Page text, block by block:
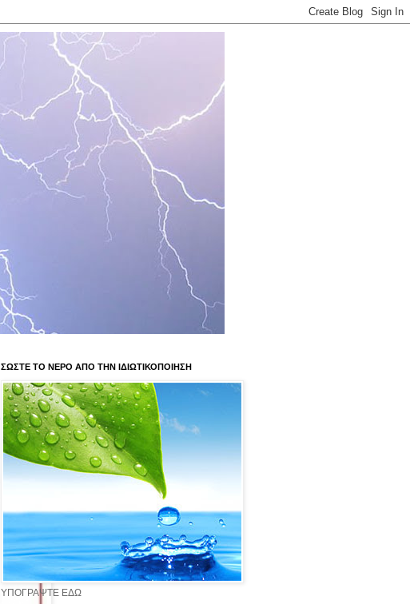
ΣΩΣΤΕ ΤΟ ΝΕΡΟ ΑΠΟ ΤΗΝ ΙΔΙΩΤΙΚΟΠΟΙΗΣΗ
ΥΠΟΓΡΑΨΤΕ ΕΔΩ